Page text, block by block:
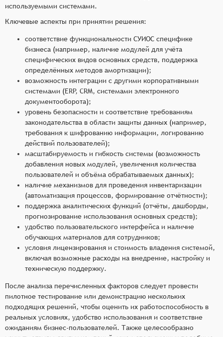
используемыми системами.
Ключевые аспекты при принятии решения:
соответствие функциональности СУИОС специфике
бизнеса (например, наличие модулей для учёта
специфических видов основных средств, поддержка
определённых методов амортизации);
возможность интеграции с другими корпоративными
системами (ERP, CRM, системами электронного
документооборота);
уровень безопасности и соответствие требованиям
законодательства в области защиты данных (например,
требования к шифрованию информации, логированию
действий пользователей);
масштабируемость и гибкость системы (возможность
добавления новых модулей, увеличения количества
пользователей и объёма обрабатываемых данных);
наличие механизмов для проведения инвентаризации
(автоматизация процессов, формирование отчётности);
поддержка аналитических функций (отчёты, дашборды,
прогнозирование использования основных средств);
удобство пользовательского интерфейса и наличие
обучающих материалов для сотрудников;
условия лицензирования и стоимость владения системой,
включая возможные расходы на внедрение, настройку и
техническую поддержку.
После анализа перечисленных факторов следует провести
пилотное тестирование или демонстрацию нескольких
подходящих решений, чтобы оценить их работоспособность в
реальных условиях, удобство использования и соответствие
ожиданиям бизнес-пользователей. Также целесообразно